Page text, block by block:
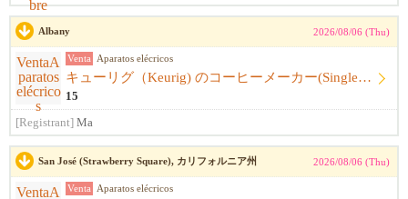
Albany 2026/08/06 (Thu)
Venta Aparatos elécricos
キューリグ（Keurig) のコーヒーメーカー(Single Serve Coffee) Maker
15
[Registrant] Ma
San José (Strawberry Square), カリフォルニア州 2026/08/06 (Thu)
Venta Aparatos elécricos